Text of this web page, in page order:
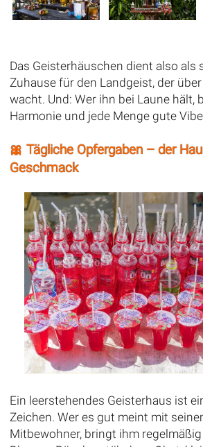
Das Geisterhäuschen dient also als
Zuhause für den Landgeist, der
wacht. Und: Wer ihn bei Laune hält,
Harmonie und jede Menge gute
🎀 Tägliche Opfergaben – der
Geschmack
Ein leerstehendes Geisterhaus ist
Zeichen. Wer es gut meint mit
Mitbewohner, bringt ihm